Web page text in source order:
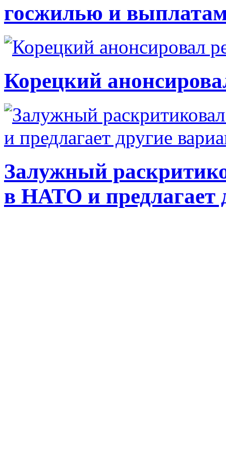
госжилью и
Корецкий
Залужный
в НАТО и предлагает